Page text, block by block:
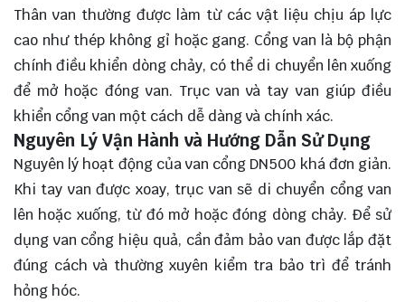
Thân van thường được làm từ các vật liệu chịu áp lực
cao như thép không gỉ hoặc gang. Cổng van là bộ phận
chính điều khiển dòng chảy, có thể di chuyển lên xuống
để mở hoặc đóng van. Trục van và tay van giúp điều
khiển cổng van một cách dễ dàng và chính xác.
Nguyên Lý Vận Hành và Hướng Dẫn Sử Dụng
Nguyên lý hoạt động của van cổng DN500 khá đơn giản.
Khi tay van được xoay, trục van sẽ di chuyển cổng van
lên hoặc xuống, từ đó mở hoặc đóng dòng chảy. Để sử
dụng van cổng hiệu quả, cần đảm bảo van được lắp đặt
đúng cách và thường xuyên kiểm tra bảo trì để tránh
hỏng hóc.